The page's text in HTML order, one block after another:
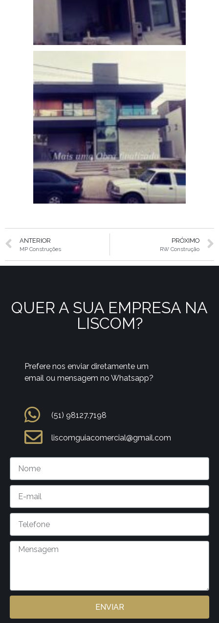
ANTERIOR
MP Construções
PRÓXIMO
RW Construção
QUER A SUA EMPRESA NA
LISCOM?
Prefere nos enviar diretamente um
email ou mensagem no Whatsapp?
(51) 98127.7198
liscomguiacomercial@gmail.com
ENVIAR